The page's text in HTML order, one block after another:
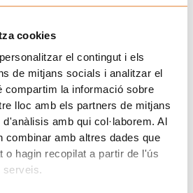
cookies
el contingut i els
de mitjans socials i analitzar el
compartim la informació sobre
lloc amb els partners de mitjans
amb qui col·laborem. Al
combinar amb altres dades que
o hagin recopilat a partir de l'ús
serveis.
educant
SEGÜENT